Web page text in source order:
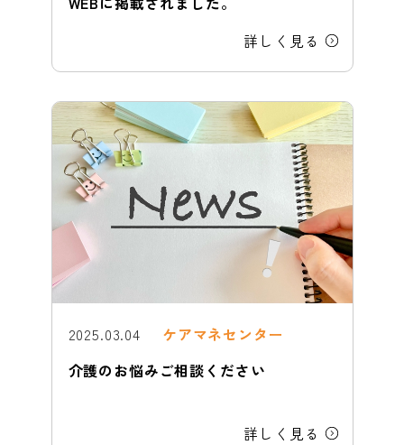
詳しく見る
2025.03.04
ケアマネセンター
介護のお悩みご相談ください
詳しく見る